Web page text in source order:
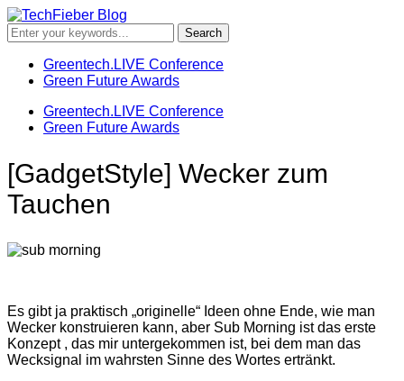
Greentech.LIVE Conference
Green Future Awards
Greentech.LIVE Conference
Green Future Awards
[GadgetStyle] Wecker zum
Tauchen
Es gibt ja praktisch „originelle“ Ideen ohne Ende, wie man
Wecker konstruieren kann, aber Sub Morning ist das erste
Konzept , das mir untergekommen ist, bei dem man das
Wecksignal im wahrsten Sinne des Wortes ertränkt.